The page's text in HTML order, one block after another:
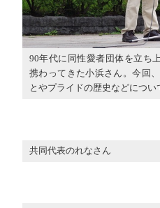
90年代に同性愛者団体を立ち
携わってきた小浜さん。今回
とやプライドの歴史などにつ
共同代表のれなさん